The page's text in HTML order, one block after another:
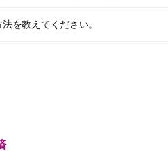
を教えてください。